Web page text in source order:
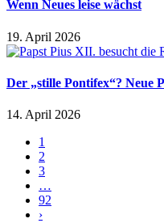
Wenn Neues leise wächst
19. April 2026
Der „stille Pontifex“? Neue
14. April 2026
1
2
3
…
92
›